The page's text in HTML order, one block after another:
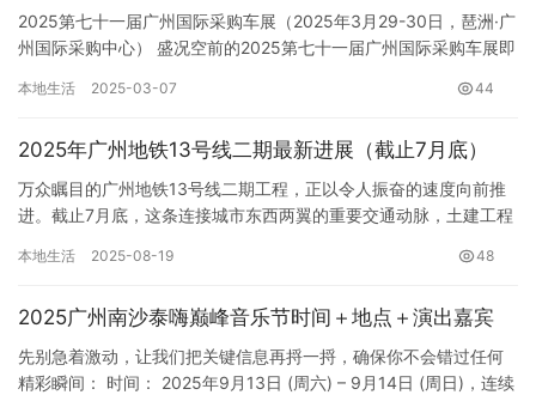
2025第七十一届广州国际采购车展（2025年3月29-30日，琶洲·广
州国际采购中心） 盛况空前的2025第七十一届广州国际采购车展即
本地生活 2025-03-07 44
2025年广州地铁13号线二期最新进展（截止7月底）
万众瞩目的广州地铁13号线二期工程，正以令人振奋的速度向前推
进。截止7月底，这条连接城市东西两翼的重要交通动脉，土建工程
本地生活 2025-08-19 48
2025广州南沙泰嗨巅峰音乐节时间＋地点＋演出嘉宾
先别急着激动，让我们把关键信息再捋一捋，确保你不会错过任何
精彩瞬间： 时间： 2025年9月13日 (周六) – 9月14日 (周日)，连续